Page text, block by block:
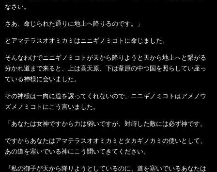
なさい。
さあ、命じられた通りに地上へ降りるのです。」
とアマテラスオオミカミはニニギノミコトに命じました。
そんなわけでニニギノミコトが天から降りようと天から地上へと繋がる
分かれ道まで来ると、上は高天原、下は葦原の中つ国を照らしてい座っ
ている神様に会いました。
その神様は一向に道を譲ってくれないので、ニニギノミコトはアメノウ
ズメノミコトにこう言いました。
「あなたは女神ですから力は弱いですが、対峙した敵には必ず神です。
ですからあなたはアマテラスオオミカミとタカギノカミの使いとして、
あの道を塞いでいる神にこう聞いてきてください。
『私の御子が天から降りようとしているのに、道を塞いでいるあなたは